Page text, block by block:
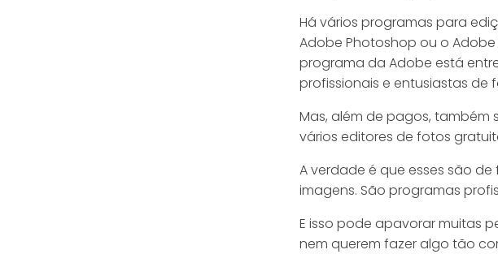
Há vários programas para
Adobe Photoshop ou o Adobe
programa da Adobe está
profissionais e entusiastas de
Mas, além de pagos, também
vários editores de fotos
A verdade é que esses são
imagens. São programas
E isso pode apavorar muitas
nem querem fazer algo tão